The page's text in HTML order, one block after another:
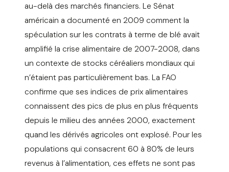
au-delà des marchés financiers. Le Sénat
américain a documenté en 2009 comment la
spéculation sur les contrats à terme de blé avait
amplifié la crise alimentaire de 2007-2008, dans
un contexte de stocks céréaliers mondiaux qui
n’étaient pas particulièrement bas. La FAO
confirme que ses indices de prix alimentaires
connaissent des pics de plus en plus fréquents
depuis le milieu des années 2000, exactement
quand les dérivés agricoles ont explosé. Pour les
populations qui consacrent 60 à 80% de leurs
revenus à l’alimentation, ces effets ne sont pas